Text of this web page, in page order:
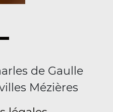
de Gaulle
Mézières